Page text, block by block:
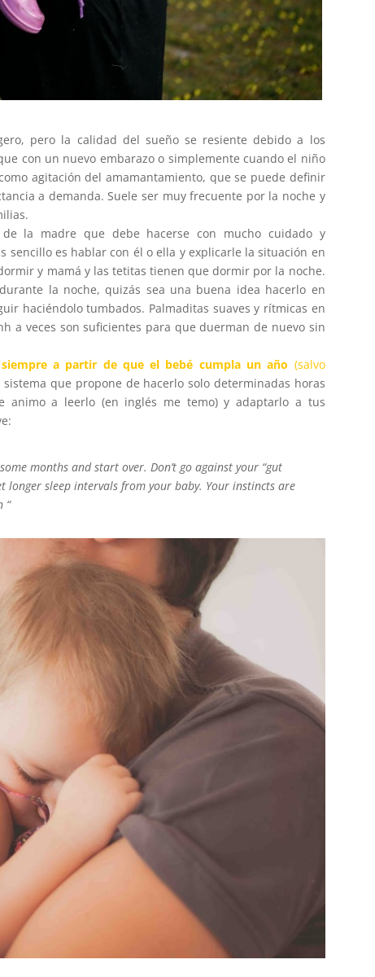
pero la calidad del sueño se resiente debido a los
con un nuevo embarazo o simplemente cuando el niño
agitación del amamantamiento, que se puede definir
a demanda. Suele ser muy frecuente por la noche y
la madre que debe hacerse con mucho cuidado y
sencillo es hablar con él o ella y explicarle la situación en
y mamá y las tetitas tienen que dormir por la noche.
la noche, quizás sea una buena idea hacerlo en
haciéndolo tumbados. Palmaditas suaves y rítmicas en
a veces son suficientes para que duerman de nuevo sin
siempre a partir de que el bebé cumpla un año (salvo
sistema que propone de hacerlo solo determinadas horas
a leerlo (en inglés me temo) y adaptarlo a tus
months and start over. Don’t go against your “gut
sleep intervals from your baby. Your instincts are
“